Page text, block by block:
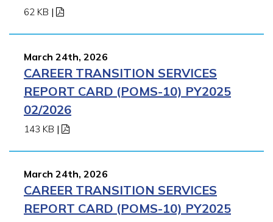
62 KB |
March 24th, 2026
CAREER TRANSITION SERVICES
REPORT CARD (POMS-10) PY2025
02/2026
143 KB |
March 24th, 2026
CAREER TRANSITION SERVICES
REPORT CARD (POMS-10) PY2025